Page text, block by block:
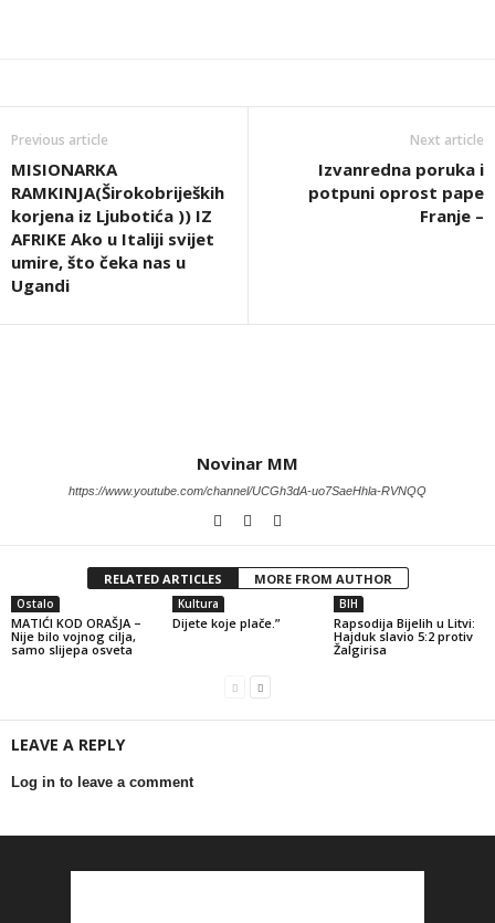
Previous article
MISIONARKA
RAMKINJA(Širokobrijeških
korjena iz Ljubotića )) IZ
AFRIKE Ako u Italiji svijet
umire, što čeka nas u
Ugandi
Next article
Izvanredna poruka i
potpuni oprost pape
Franje –
Novinar MM
https://www.youtube.com/channel/UCGh3dA-uo7SaeHhla-RVNQQ
RELATED ARTICLES MORE FROM AUTHOR
Ostalo
MATIĆI KOD ORAŠJA –
Nije bilo vojnog cilja,
samo slijepa osveta
Kultura
Dijete koje plače.”
BIH
Rapsodija Bijelih u Litvi:
Hajduk slavio 5:2 protiv
Žalgirisa
LEAVE A REPLY
Log in to leave a comment